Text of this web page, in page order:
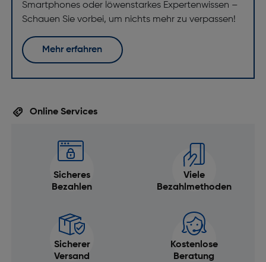
Smartphones oder löwenstarkes Expertenwissen –
Schauen Sie vorbei, um nichts mehr zu verpassen!
Mehr erfahren
Online Services
Sicheres
Bezahlen
Viele
Bezahlmethoden
Sicherer
Versand
Kostenlose
Beratung